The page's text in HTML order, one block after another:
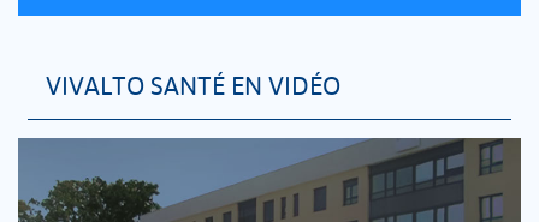
VIVALTO SANTÉ EN VIDÉO